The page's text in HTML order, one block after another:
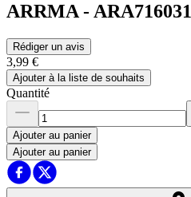
ARRMA - ARA716031
Rédiger un avis
3,99 €
Ajouter à la liste de souhaits
Quantité
Ajouter au panier
Ajouter au panier